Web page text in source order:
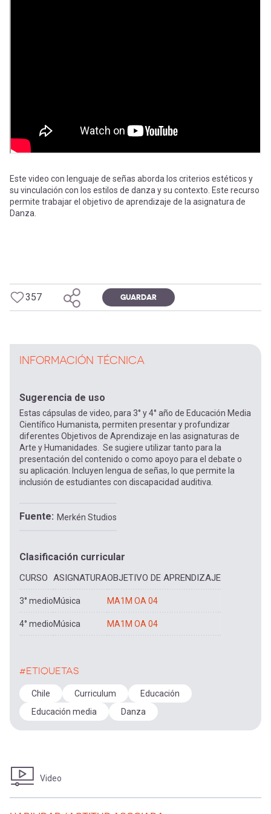
entrar
a
mi
cuenta
Este video con lenguaje de señas aborda los criterios estéticos y
su vinculación con los estilos de danza y su contexto. Este recurso
permite trabajar el objetivo de aprendizaje de la asignatura de
Danza.
357 GUARDAR
INFORMACIÓN TÉCNICA
Sugerencia de uso
Estas cápsulas de video, para 3° y 4° año de Educación Media
Científico Humanista, permiten presentar y profundizar
diferentes Objetivos de Aprendizaje en las asignaturas de
Arte y Humanidades. Se sugiere utilizar tanto para la
presentación del contenido o como apoyo para el debate o
su aplicación. Incluyen lengua de señas, lo que permite la
inclusión de estudiantes con discapacidad auditiva.
Fuente Merkén Studios
Clasificación curricular
CURSO ASIGNATURAOBJETIVO DE APRENDIZAJE
3° medioMúsica MA1M OA 04
4° medioMúsica MA1M OA 04
#ETIQUETAS
Chile Curriculum
Educación
Educación media
Danza
Video